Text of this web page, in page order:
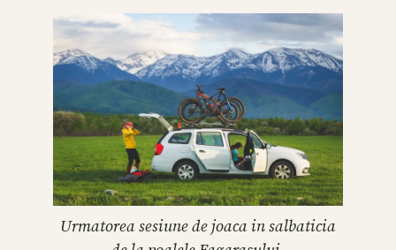
Urmatorea sesiune de joaca in salbaticia